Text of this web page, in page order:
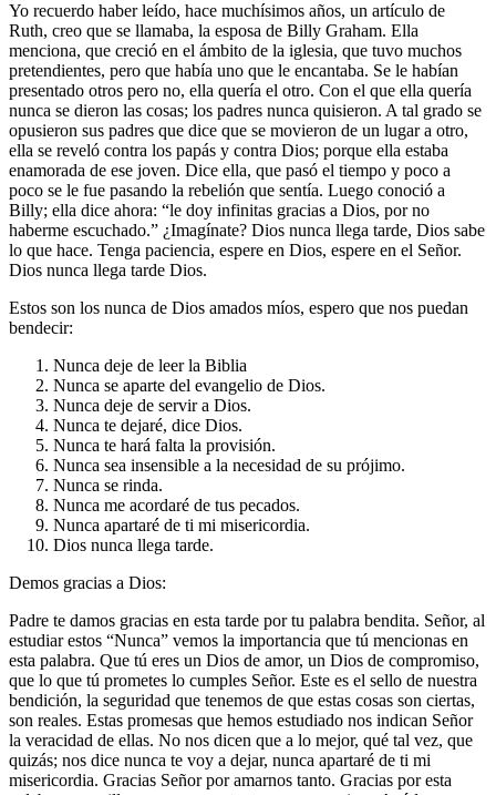
Yo recuerdo haber leído, hace muchísimos años, un artículo de
Ruth, creo que se llamaba, la esposa de Billy Graham. Ella
menciona, que creció en el ámbito de la iglesia, que tuvo muchos
pretendientes, pero que había uno que le encantaba. Se le habían
presentado otros pero no, ella quería el otro. Con el que ella quería
nunca se dieron las cosas; los padres nunca quisieron. A tal grado se
opusieron sus padres que dice que se movieron de un lugar a otro,
ella se reveló contra los papás y contra Dios; porque ella estaba
enamorada de ese joven. Dice ella, que pasó el tiempo y poco a
poco se le fue pasando la rebelión que sentía. Luego conoció a
Billy; ella dice ahora: “le doy infinitas gracias a Dios, por no
haberme escuchado.” ¿Imagínate? Dios nunca llega tarde, Dios sabe
lo que hace. Tenga paciencia, espere en Dios, espere en el Señor.
Dios nunca llega tarde Dios.
Estos son los nunca de Dios amados míos, espero que nos puedan
bendecir:
Nunca deje de leer la Biblia
Nunca se aparte del evangelio de Dios.
Nunca deje de servir a Dios.
Nunca te dejaré, dice Dios.
Nunca te hará falta la provisión.
Nunca sea insensible a la necesidad de su prójimo.
Nunca se rinda.
Nunca me acordaré de tus pecados.
Nunca apartaré de ti mi misericordia.
Dios nunca llega tarde.
Demos gracias a Dios:
Padre te damos gracias en esta tarde por tu palabra bendita. Señor, al
estudiar estos “Nunca” vemos la importancia que tú mencionas en
esta palabra. Que tú eres un Dios de amor, un Dios de compromiso,
que lo que tú prometes lo cumples Señor. Este es el sello de nuestra
bendición, la seguridad que tenemos de que estas cosas son ciertas,
son reales. Estas promesas que hemos estudiado nos indican Señor
la veracidad de ellas. No nos dicen que a lo mejor, qué tal vez, que
quizás; nos dice nunca te voy a dejar, nunca apartaré de ti mi
misericordia. Gracias Señor por amarnos tanto. Gracias por esta